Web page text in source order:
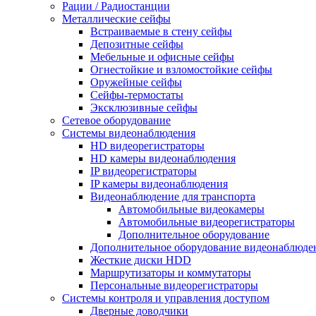
Рации / Радиостанции
Металлические сейфы
Встраиваемые в стену сейфы
Депозитные сейфы
Мебельные и офисные сейфы
Огнестойкие и взломостойкие сейфы
Оружейные сейфы
Сейфы-термостаты
Эксклюзивные сейфы
Сетевое оборудование
Системы видеонаблюдения
HD видеорегистраторы
HD камеры видеонаблюдения
IP видеорегистраторы
IP камеры видеонаблюдения
Видеонаблюдение для транспорта
Автомобильные видеокамеры
Автомобильные видеорегистраторы
Дополнительное оборудование
Дополнительное оборудование
Жесткие диски HDD
Маршрутизаторы и коммутаторы
Персональные видеорегистраторы
Системы контроля и управления доступом
Дверные доводчики